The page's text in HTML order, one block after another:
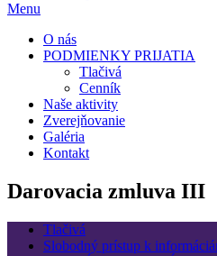
Menu
O nás
PODMIENKY PRIJATIA
Tlačivá
Cenník
Naše aktivity
Zverejňovanie
Galéria
Kontakt
Darovacia zmluva III
Tlačivá
Slobodný prístup k